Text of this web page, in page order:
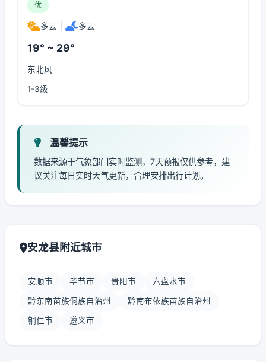
优
多云 多云
19° ~ 29°
东北风
1-3级
温馨提示
数据来源于气象部门实时监测，7天预报仅供参考，建
议关注每日实时天气更新，合理安排出行计划。
安龙县附近城市
安顺市 毕节市 贵阳市 六盘水市
黔东南苗族侗族自治州 黔南布依族苗族自治州
铜仁市 遵义市